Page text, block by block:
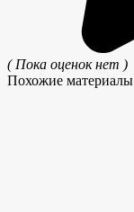
( Пока оценок нет )
Похожие материалы